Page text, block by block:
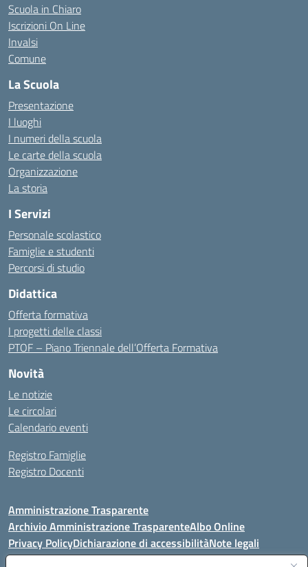
Scuola in Chiaro
Iscrizioni On Line
Invalsi
Comune
La Scuola
Presentazione
I luoghi
I numeri della scuola
Le carte della scuola
Organizzazione
La storia
I Servizi
Personale scolastico
Famiglie e studenti
Percorsi di studio
Didattica
Offerta formativa
I progetti delle classi
PTOF – Piano Triennale dell’Offerta Formativa
Novità
Le notizie
Le circolari
Calendario eventi
Registro Famiglie
Registro Docenti
Amministrazione Trasparente
Archivio Amministrazione TrasparenteAlbo Online
Privacy PolicyDichiarazione di accessibilitàNote legali